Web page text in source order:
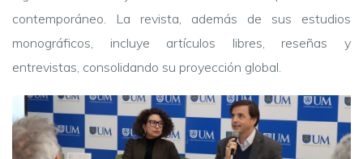
contemporáneo. La revista, además de sus estudios
monográficos, incluye artículos libres, reseñas y
entrevistas, consolidando su proyección global.